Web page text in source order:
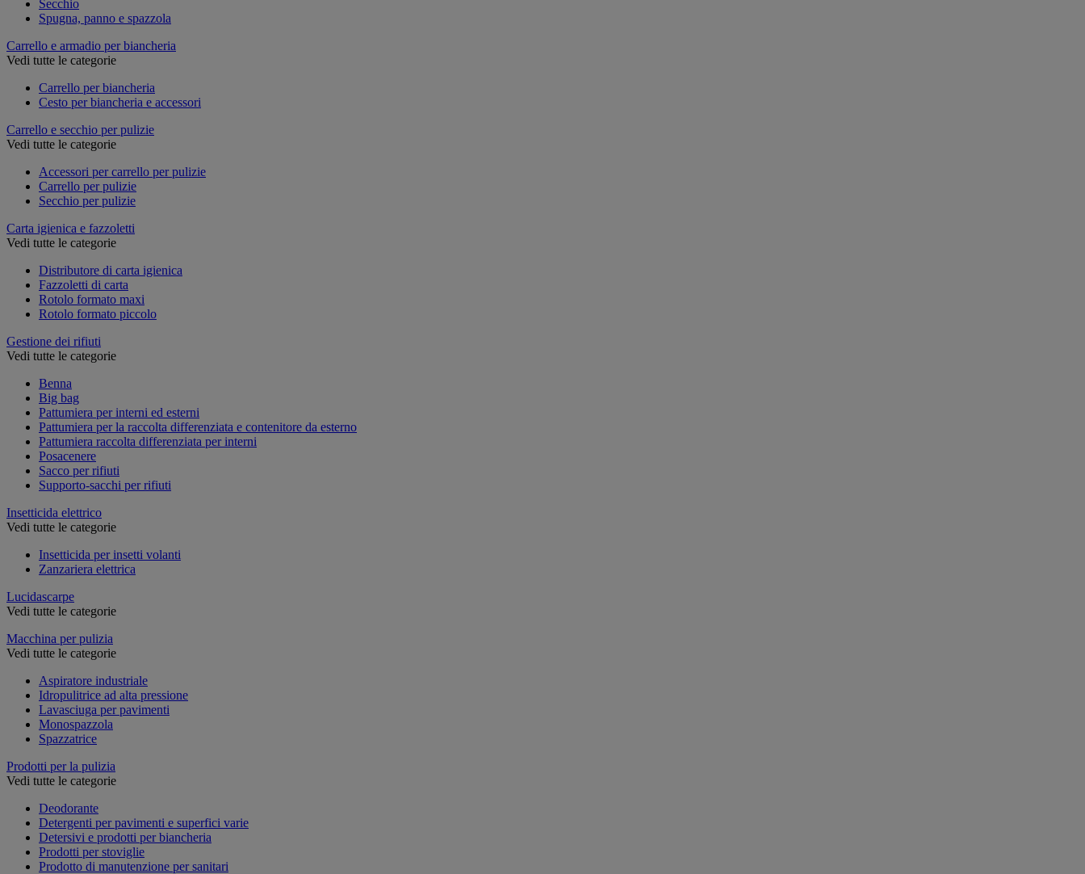
Secchio
Spugna, panno e spazzola
Carrello e armadio per biancheria
Vedi tutte le categorie
Carrello per biancheria
Cesto per biancheria e accessori
Carrello e secchio per pulizie
Vedi tutte le categorie
Accessori per carrello per pulizie
Carrello per pulizie
Secchio per pulizie
Carta igienica e fazzoletti
Vedi tutte le categorie
Distributore di carta igienica
Fazzoletti di carta
Rotolo formato maxi
Rotolo formato piccolo
Gestione dei rifiuti
Vedi tutte le categorie
Benna
Big bag
Pattumiera per interni ed esterni
Pattumiera per la raccolta differenziata e contenitore da esterno
Pattumiera raccolta differenziata per interni
Posacenere
Sacco per rifiuti
Supporto-sacchi per rifiuti
Insetticida elettrico
Vedi tutte le categorie
Insetticida per insetti volanti
Zanzariera elettrica
Lucidascarpe
Vedi tutte le categorie
Macchina per pulizia
Vedi tutte le categorie
Aspiratore industriale
Idropulitrice ad alta pressione
Lavasciuga per pavimenti
Monospazzola
Spazzatrice
Prodotti per la pulizia
Vedi tutte le categorie
Deodorante
Detergenti per pavimenti e superfici varie
Detersivi e prodotti per biancheria
Prodotti per stoviglie
Prodotto di manutenzione per sanitari